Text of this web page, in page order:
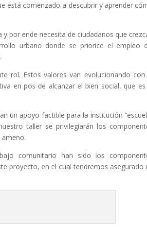
está comenzado a descubrir y aprender
por ende necesita de ciudadanos que
urbano donde se priorice el empleo
rol. Estos valores van evolucionando con
en pos de alcanzar el bien social, que es
un apoyo factible para la institución
taller se privilegiarán los
comunitario han sido los
proyecto, en el cual tendremos asegurado